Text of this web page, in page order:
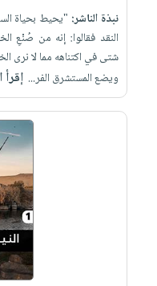
نبذة الناشر: "يحيط بحياة
النقد فقالوا: إنه من صُنْعِ
شتى في اكتناهه مما لا نرى
ويضع المستشرق الفر...